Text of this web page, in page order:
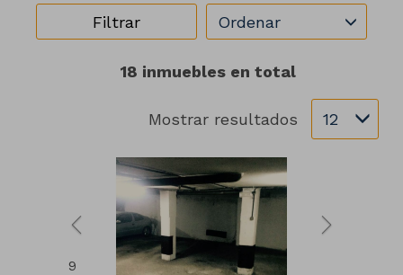
Filtrar Ordenar
18 inmuebles en total
Mostrar resultados 12
9